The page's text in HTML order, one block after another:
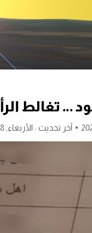
… تغالط
آخر تحديث : الأربعاء, 18 أغسطس, 2021 - 7:00 مساءً